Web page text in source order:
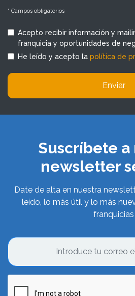
* Campos obligatorios
Acepto recibir información y
franquicia y oportunidades de
He leído y acepto la política de
Enviar
Suscríbete a
newsletter
Date de alta en nuestra
leído, lo más útil y lo más
franquicias